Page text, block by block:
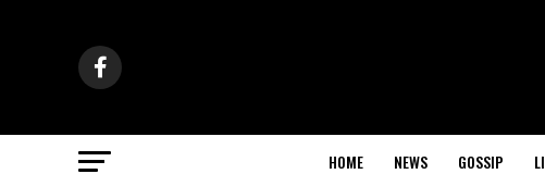
HOME NEWS GOSSIP